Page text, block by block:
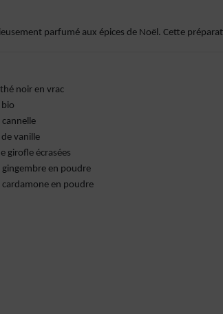
parfumé aux épices de Noël. Cette
noir en vrac
cannelle
de vanille
girofle écrasées
gingembre en poudre
cardamone en poudre